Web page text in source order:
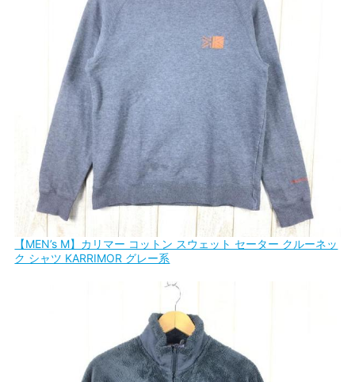
【MEN’s M】カリマー コットン スウェット セーター クルーネッ
ク シャツ KARRIMOR グレー系